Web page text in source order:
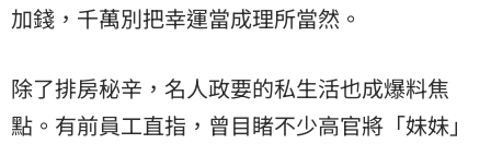
加錢，千萬別把幸運當成理所當然。
除了排房秘辛，名人政要的私生活也成爆料焦
點。有前員工直指，曾目睹不少高官將「妹妹」